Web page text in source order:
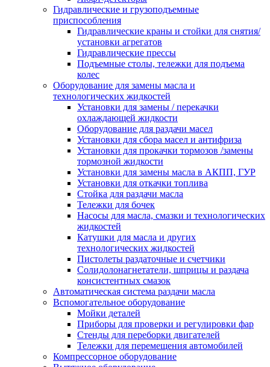
Гидравлические и грузоподъемные
приспособления
Гидравлические краны и стойки для снятия/
установки агрегатов
Гидравлические прессы
Подъемные столы, тележки для подъема
колес
Оборудование для замены масла и
технологических жидкостей
Установки для замены / перекачки
охлаждающей жидкости
Оборудование для раздачи масел
Установки для сбора масел и антифриза
Установки для прокачки тормозов /замены
тормозной жидкости
Установки для замены масла в АКПП, ГУР
Установки для откачки топлива
Стойка для раздачи масла
Тележки для бочек
Насосы для масла, смазки и технологических
жидкостей
Катушки для масла и других
технологических жидкостей
Пистолеты раздаточные и счетчики
Солидолонагнетатели, шприцы и раздача
консистентных смазок
Автоматическая система раздачи масла
Вспомогательное оборудование
Мойки деталей
Приборы для проверки и регулировки фар
Стенды для переборки двигателей
Тележки для перемещения автомобилей
Компрессорное оборудование